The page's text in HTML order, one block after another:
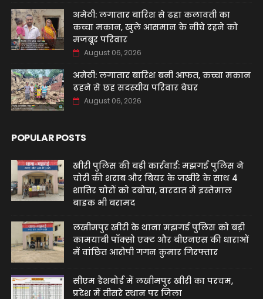
अमेठी: लगातार बारिश से ढहा कलावती का
कच्चा मकान, खुले आसमान के नीचे रहने को
मजबूर परिवार
August 06, 2026
अमेठी: लगातार बारिश बनी आफत, कच्चा मकान
ढहने से छह सदस्यीय परिवार बेघर
August 06, 2026
POPULAR POSTS
खीरी पुलिस की बड़ी कार्रवाई: मझगई पुलिस ने
चोरी की शराब और बियर के जखीरे के साथ 4
शातिर चोरों को दबोचा, वारदात में इस्तेमाल
बाइक भी बरामद
लखीमपुर खीरी के थाना मझगई पुलिस को बड़ी
कामयाबी पॉक्सो एक्ट और बीएनएस की धाराओं
में वांछित आरोपी गगन कुमार गिरफ्तार
सीएम डैशबोर्ड में लखीमपुर खीरी का परचम,
प्रदेश में तीसरे स्थान पर जिला